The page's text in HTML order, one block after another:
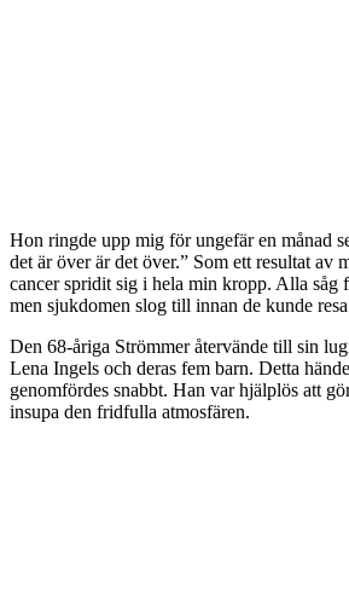
Hon ringde upp mig för ungefär en månad
det är över är det över.” Som ett resultat av
cancer spridit sig i hela min kropp. Alla såg
men sjukdomen slog till innan de kunde
Den 68-åriga Strömmer återvände till sin
Lena Ingels och deras fem barn. Detta
genomfördes snabbt. Han var hjälplös att
insupa den fridfulla atmosfären.